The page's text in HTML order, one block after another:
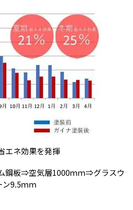
エネ効果を発揮
鋼板⇒空気層1000ｍｍ⇒グラスウ
9.5ｍｍ